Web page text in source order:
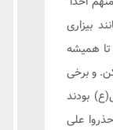
بیزاری
همیشه
و برخی
بودند
علی